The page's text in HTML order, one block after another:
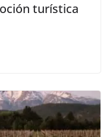
turística